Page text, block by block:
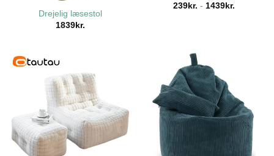
Drejelig læsestol
1839kr.
239 kr. - 1439 kr.